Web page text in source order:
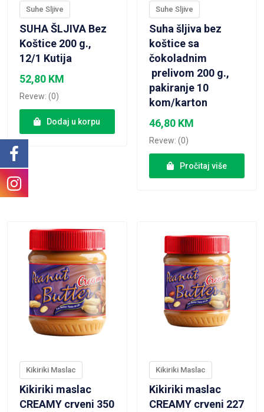
Suhe Sljive
SUHA ŠLJIVA Bez
Koštice 200 g.,
12/1 Kutija
52,80 KM
Revew: (0)
Dodaj u korpu
Suhe Sljive
Suha šljiva bez
koštice sa
čokoladnim
prelivom 200 g.,
pakiranje 10
kom/karton
46,80 KM
Revew: (0)
Pročitaj više
Kikiriki Maslac
Kikiriki maslac
CREAMY crveni 350
Kikiriki Maslac
Kikiriki maslac
CREAMY crveni 227